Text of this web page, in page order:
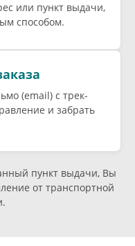
или пункт выдачи,
способом.
(email) c трек-
и забрать
пункт выдачи, Вы
от транспортной